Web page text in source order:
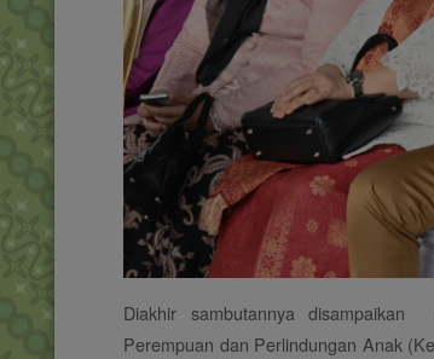
Diakhir sambutannya disampaikan
Perempuan dan Perlindungan Anak